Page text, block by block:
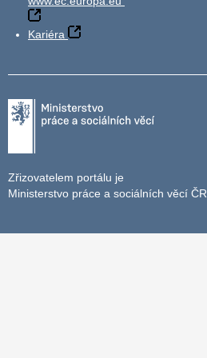
Kariéra
Zřizovatelem portálu je
Ministerstvo práce a sociálních věcí ČR